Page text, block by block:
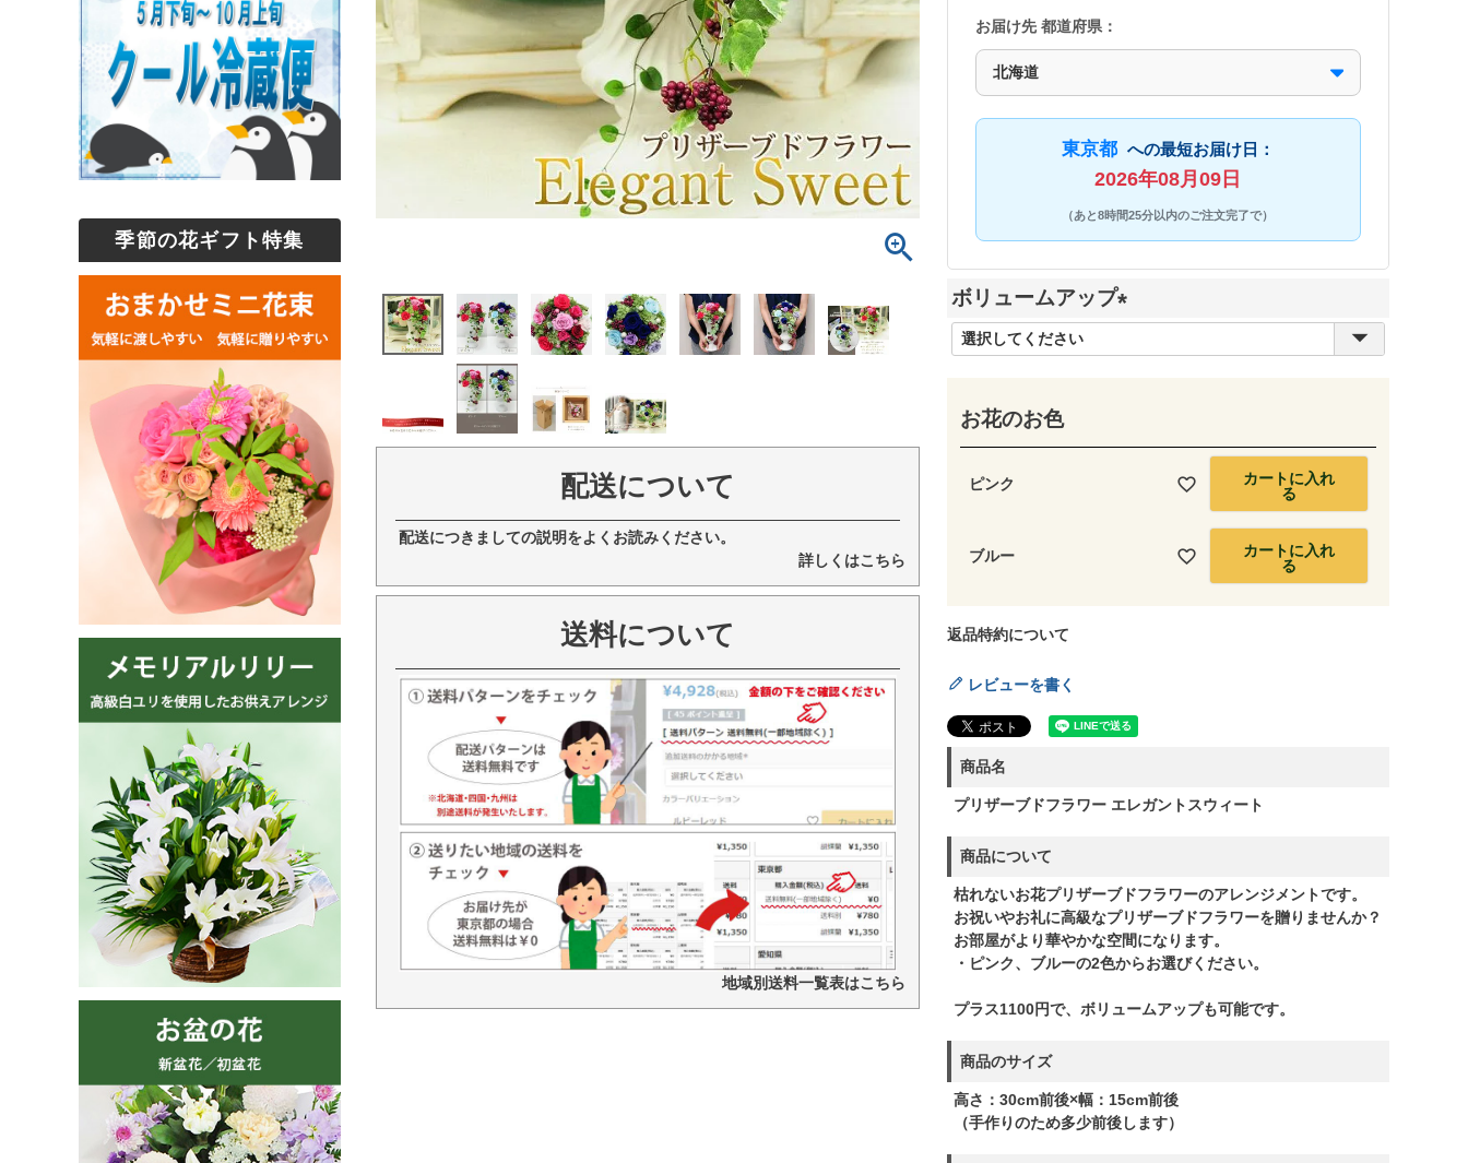
季節の花ギフト特集
配送について
配送につきましての説明をよくお読みください。
詳しくはこちら
送料について
地域別送料一覧表はこちら
お届け先 都道府県：
東京都 への最短お届け日：
2026年08月09日
（あと8時間25分以内のご注文完了で）
ボリュームアップ
お花のお色
ピンク
カートに入れ
る
ブルー
カートに入れ
る
返品特約について
レビューを書く
商品名
プリザーブドフラワー エレガントスウィート
商品について
枯れないお花プリザーブドフラワーのアレンジメントです。
お祝いやお礼に高級なプリザーブドフラワーを贈りませんか？
お部屋がより華やかな空間になります。
・ピンク、ブルーの2色からお選びください。
プラス1100円で、ボリュームアップも可能です。
商品のサイズ
高さ：30cm前後×幅：15cm前後
（手作りのため多少前後します）